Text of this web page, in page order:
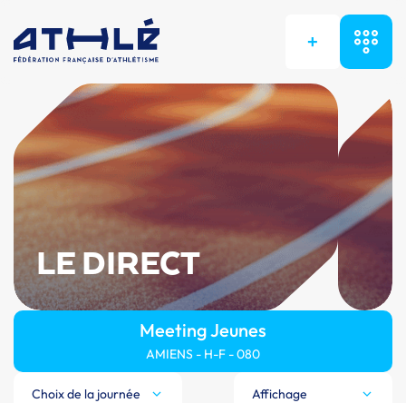
+
LE DIRECT
Meeting Jeunes
AMIENS - H-F - 080
Choix de la journée Affichage